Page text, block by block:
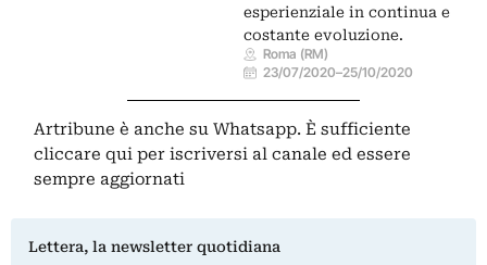
esperienziale in continua e
costante evoluzione.
Roma (RM)
23/07/2020–25/10/2020
Artribune è anche su Whatsapp. È sufficiente
cliccare qui per iscriversi al canale ed essere
sempre aggiornati
Lettera, la newsletter quotidiana